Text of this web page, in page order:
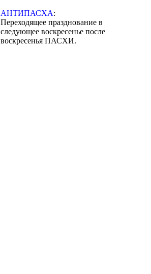
АНТИПАСХА:
Переходящее празднование в
следующее воскресенье после
воскресенья ПАСХИ.